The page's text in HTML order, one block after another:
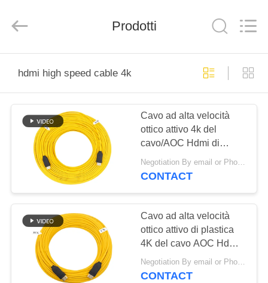
PRODOTTI
VIDEO
CIRCA
NOI
GIRO
DELLA
FABBRICA
Hangalaxy
Technology
Prodotti
hdmi high speed cable 4k
Cavo ad alta velocità
ottico attivo 4k del
cavo/AOC Hdmi di
Hangalaxy 4K 8K HDMI
Negotiation By email or Phone Call MOQ:Dire di MOQ è 10pcs
CONTACT
Cavo ad alta velocità
ottico attivo di plastica
4K del cavo AOC Hdmi
del PC 250mW HDMI
Negotiation By email or Phone Call MOQ:Dire di MOQ è 10pcs
CONTACT